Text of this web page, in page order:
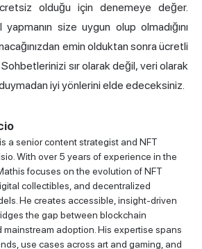
olduğu için denemeye değer.
size uygun olup olmadığını
emin olduktan sonra ücretli
sır olarak değil, veri olarak
duymadan iyi yönlerini elde edeceksiniz.
a senior content strategist and NFT
With over 5 years of experience in the
focuses on the evolution of NFT
collectibles, and decentralized
He creates accessible, insight-driven
the gap between blockchain
adoption. His expertise spans
use cases across art and gaming, and